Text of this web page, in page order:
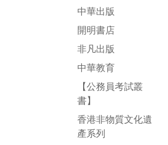
中華出版
開明書店
非凡出版
中華教育
【公務員考試叢
書】
香港非物質文化遺
產系列